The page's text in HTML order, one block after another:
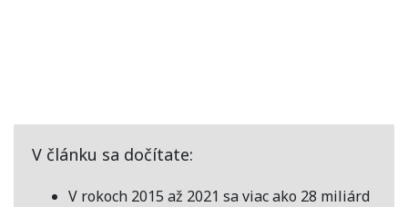
V článku sa dočítate:
V rokoch 2015 až 2021 sa viac ako 28 miliárd